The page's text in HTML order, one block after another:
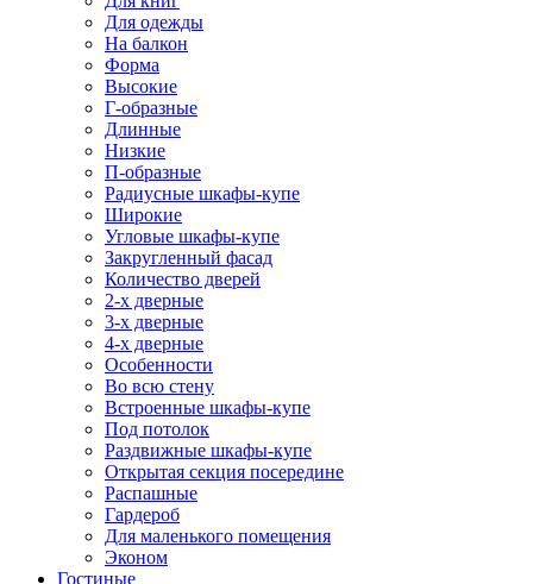
Для одежды
На балкон
Форма
Высокие
Г-образные
Длинные
Низкие
П-образные
Радиусные шкафы-купе
Широкие
Угловые шкафы-купе
Закругленный фасад
Количество дверей
2-х дверные
3-х дверные
4-х дверные
Особенности
Во всю стену
Встроенные шкафы-купе
Под потолок
Раздвижные шкафы-купе
Открытая секция посередине
Распашные
Гардероб
Для маленького помещения
Эконом
Гостиные